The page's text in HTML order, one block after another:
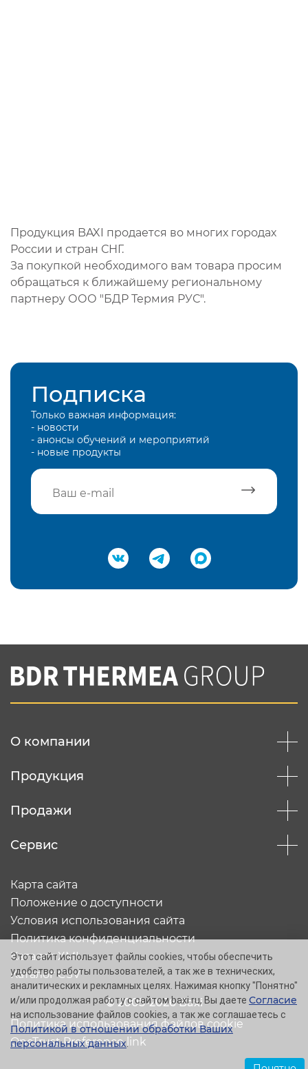
Продукция BAXI продается во многих городах
России и стран СНГ.
За покупкой необходимого вам товара просим
обращаться к ближайшему региональному
партнеру ООО "БДР Термия РУС".
Подписка
Только важная информация:
- новости
- анонсы обучений и мероприятий
- новые продукты
Подтвердить e-mail
Вы соглашаетесь с нашей политикой
конфеденциальности
О компании
Продукция
Продажи
Сервис
© 2005-2026 Baxi
Карта сайта
Положение о доступности
Условия использования сайта
Политика конфиденциальности
Каталог XML
Каталог CSV
Политика использования файлов cookie
OneTrust Preference link
Этот сайт использует файлы cookies, чтобы обеспечить
удобство работы пользователей, а так же в технических,
аналитических и рекламных целях. Нажимая кнопку "Понятно"
и/или продолжая работу с сайтом baxi.ru, Вы даете Согласие
на использование файлов cookies, а так же соглашаетесь с
Политикой в отношении обработки Ваших
персональных данных.